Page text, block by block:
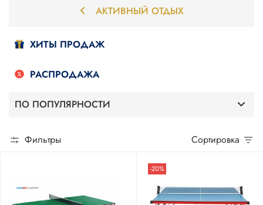
Фильтры Сортировка
-20%
АКТИВНЫЙ ОТДЫХ
ХИТЫ ПРОДАЖ
РАСПРОДАЖА
ПО ПОПУЛЯРНОСТИ
Всепогодные